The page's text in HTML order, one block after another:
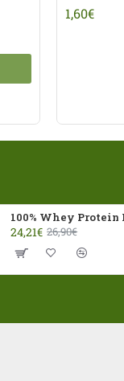
1,60€
24,21€ 26,90€